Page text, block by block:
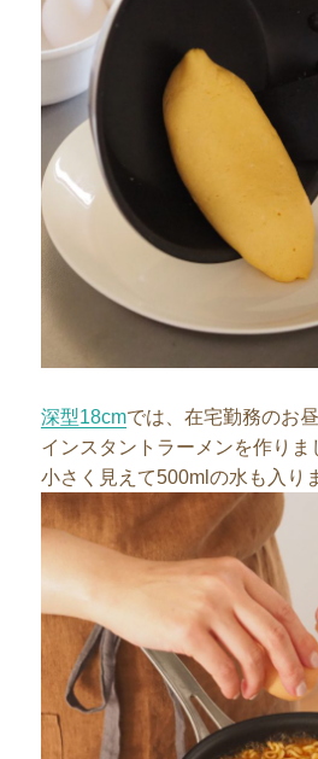
深型18cmでは、在宅勤務のお
インスタントラーメンを作りま
小さく見えて500mlの水も入り